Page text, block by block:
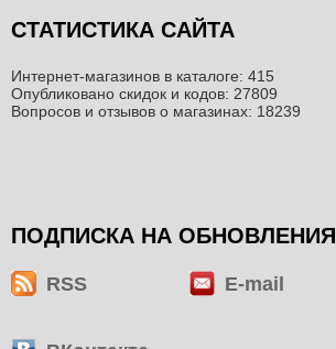
СТАТИСТИКА САЙТА
Интернет-магазинов в каталоге: 415
Опубликовано скидок и кодов: 27809
Вопросов и отзывов о магазинах: 18239
ПОДПИСКА НА ОБНОВЛЕНИЯ
RSS E-mail